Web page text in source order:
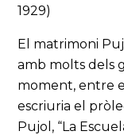
1929)
El matrimoni
amb molts dels
moment, entre
escriuria el
Pujol, “La